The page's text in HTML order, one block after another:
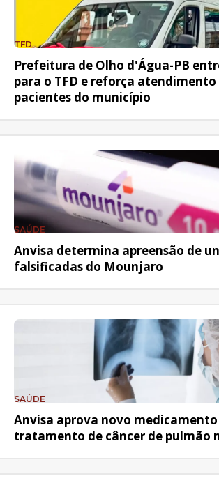
TFD
Prefeitura de Olho d'Água-PB
para o TFD e reforça atendimento
pacientes do município
SAÚDE
Anvisa determina apreensão de
falsificadas do Mounjaro
SAÚDE
Anvisa aprova novo
tratamento de câncer de pulmão